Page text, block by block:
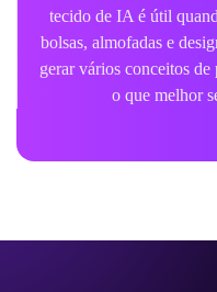
tecido de IA é útil
bolsas, almofadas e
gerar vários conceitos de
o que melhor